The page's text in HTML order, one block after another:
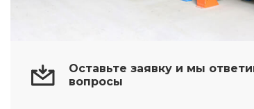
Оставьте заявку и мы
вопросы